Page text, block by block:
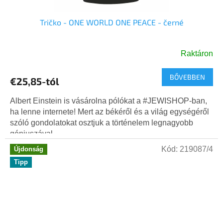
Tričko - ONE WORLD ONE PEACE - černé
Raktáron
€25,85-tól BŐVEBBEN
Albert Einstein is vásárolna pólókat a #JEWISHOP-ban,
ha lenne internete! Mert az békéről és a világ egységéről
szóló gondolatokat osztjuk a történelem legnagyobb
géniuszával....
Újdonság
Tipp
Kód: 219087/4